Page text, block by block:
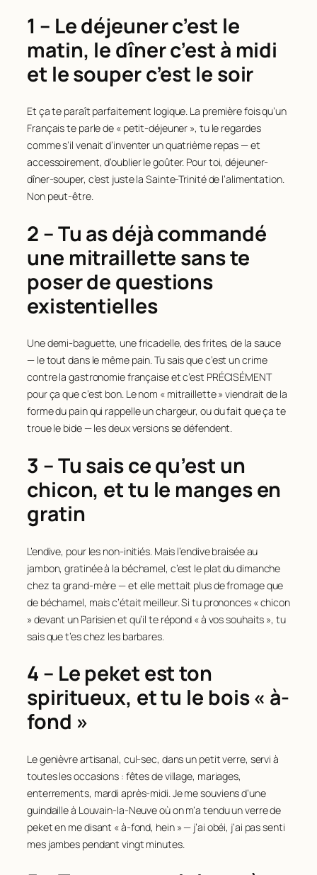
1 – Le déjeuner c’est le
matin, le dîner c’est à midi
et le souper c’est le soir
Et ça te paraît parfaitement logique. La première fois qu’un
Français te parle de « petit-déjeuner », tu le regardes
comme s’il venait d’inventer un quatrième repas — et
accessoirement, d’oublier le goûter. Pour toi, déjeuner-
dîner-souper, c’est juste la Sainte-Trinité de l’alimentation.
Non peut-être.
2 – Tu as déjà commandé
une mitraillette sans te
poser de questions
existentielles
Une demi-baguette, une fricadelle, des frites, de la sauce
— le tout dans le même pain. Tu sais que c’est un crime
contre la gastronomie française et c’est PRÉCISÉMENT
pour ça que c’est bon. Le nom « mitraillette » viendrait de la
forme du pain qui rappelle un chargeur, ou du fait que ça te
troue le bide — les deux versions se défendent.
3 – Tu sais ce qu’est un
chicon, et tu le manges en
gratin
L’endive, pour les non-initiés. Mais l’endive braisée au
jambon, gratinée à la béchamel, c’est le plat du dimanche
chez ta grand-mère — et elle mettait plus de fromage que
de béchamel, mais c’était meilleur. Si tu prononces « chicon
» devant un Parisien et qu’il te répond « à vos souhaits », tu
sais que t’es chez les barbares.
4 – Le peket est ton
spiritueux, et tu le bois « à-
fond »
Le genièvre artisanal, cul-sec, dans un petit verre, servi à
toutes les occasions : fêtes de village, mariages,
enterrements, mardi après-midi. Je me souviens d’une
guindaille à Louvain-la-Neuve où on m’a tendu un verre de
peket en me disant « à-fond, hein » — j’ai obéi, j’ai pas senti
mes jambes pendant vingt minutes.